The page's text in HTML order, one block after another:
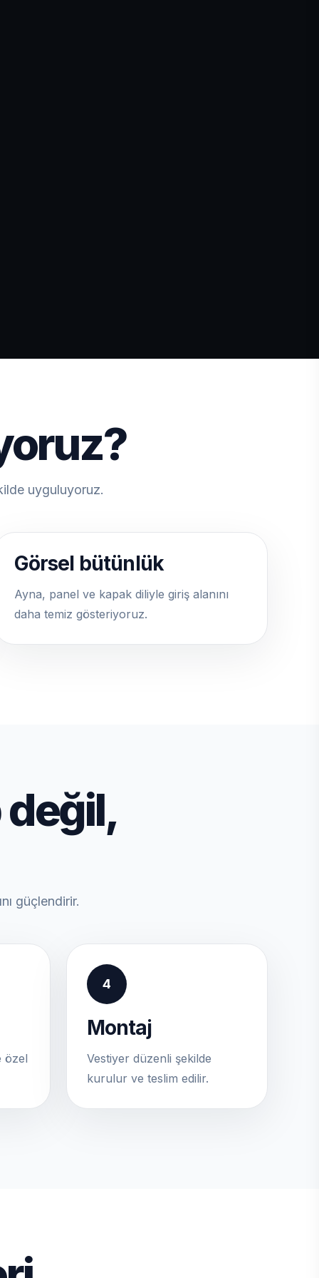
uyguluyoruz.
Görsel bütünlük
Ayna, panel ve kapak diliyle giriş alanını
daha temiz gösteriyoruz.
güçlendirir.
özel
4
Montaj
Vestiyer düzenli şekilde
kurulur ve teslim edilir.